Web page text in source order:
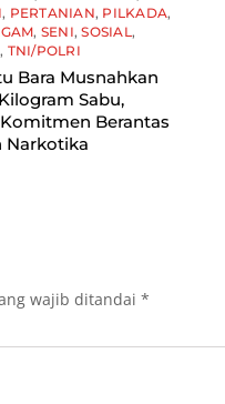
, PERTANIAN, PILKADA,
, SENI,SOSIAL ,
, TNI/POLRI
Bara Musnahkan
Sabu,
Berantas
Narkotika
wajib ditandai *